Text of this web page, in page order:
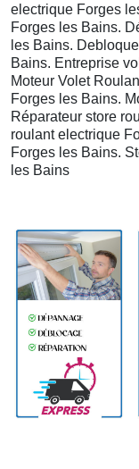
electrique Forges
Forges les Bains.
les Bains.
Bains. Entreprise
Moteur Volet
Forges les Bains.
Réparateur store
roulant electrique
Forges les Bains.
les Bains